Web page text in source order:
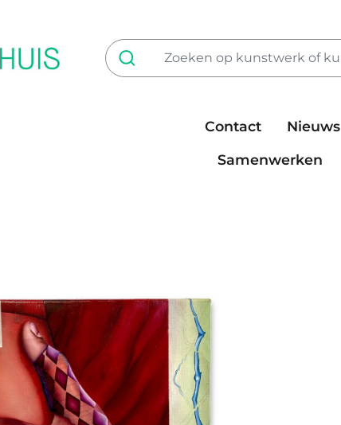
Contact Nieuws
Samenwerken